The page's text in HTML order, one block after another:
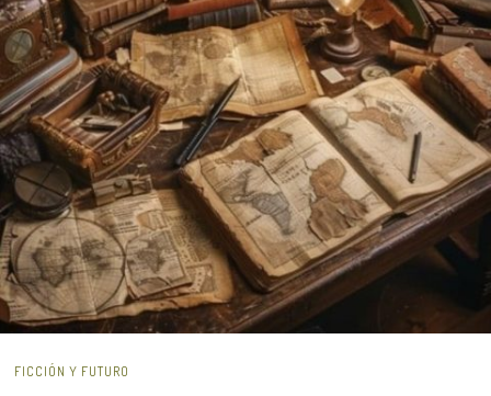
FICCIÓN Y FUTURO